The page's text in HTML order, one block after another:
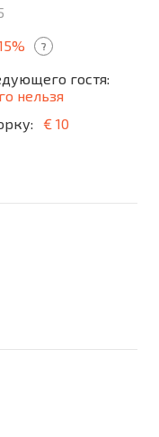
?
гостя:
нельзя
€ 10